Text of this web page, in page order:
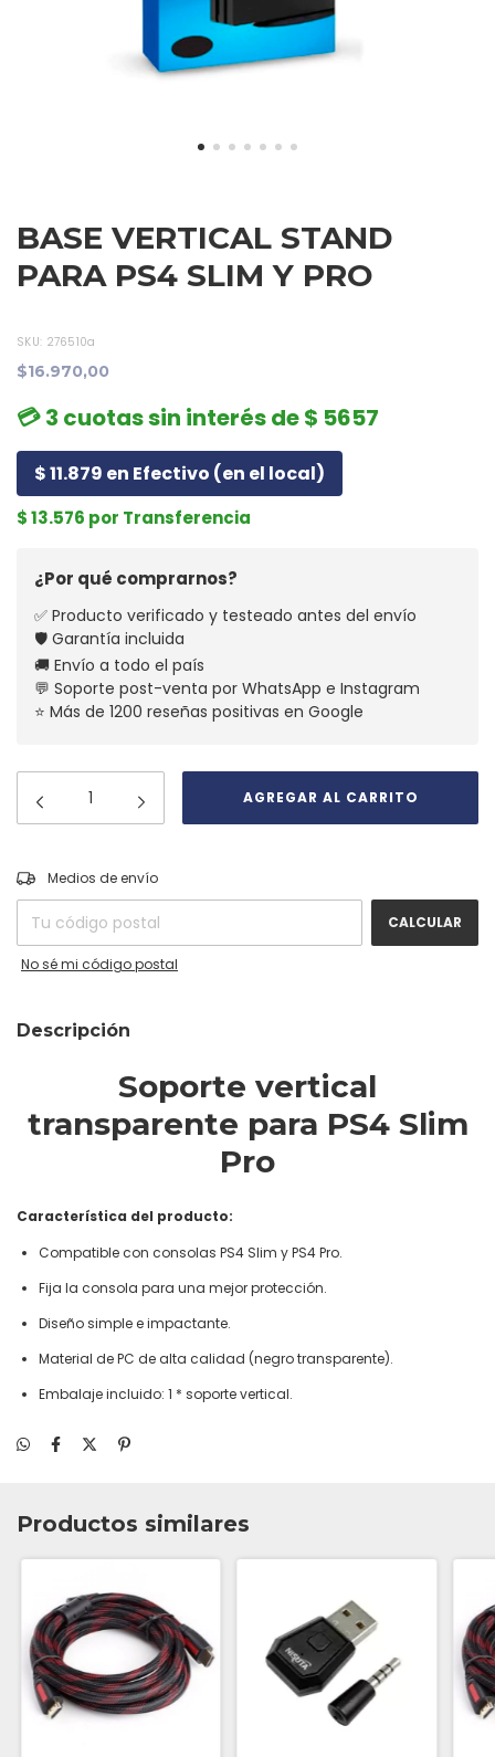
BASE VERTICAL STAND
PARA PS4 SLIM Y PRO
SKU: 276510a
$16.970,00
💳 3 cuotas sin interés de $ 5657
$ 11.879 en Efectivo (en el local)
$ 13.576 por Transferencia
¿Por qué comprarnos?
✅ Producto verificado y testeado antes del envío
🛡️ Garantía incluida
🚚 Envío a todo el país
💬 Soporte post-venta por WhatsApp e Instagram
⭐ Más de 1200 reseñas positivas en Google
Entregas para el CP:
Medios de envío
CALCULAR
No sé mi código postal
Descripción
Soporte vertical
transparente para PS4 Slim
Pro
Característica del producto:
Compatible con consolas PS4 Slim y PS4 Pro.
Fija la consola para una mejor protección.
Diseño simple e impactante.
Material de PC de alta calidad (negro transparente).
Embalaje incluido: 1 * soporte vertical.
Productos similares